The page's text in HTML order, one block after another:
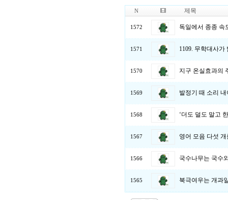
N 제목
1572 독일에서 종종 속
1571 1109. 무학대사
1570 지구 온실효과의
1569 발정기 때 소리
1568 ‘더도 덜도 말고
1567 영어 모음 다섯
1566 국수나무는 국수
1565 북극여우는 개과